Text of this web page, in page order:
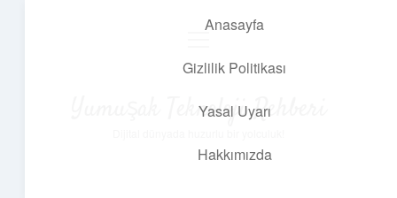
Anasayfa
Gizlilik Politikası
Yasal Uyarı
Hakkımızda
Yumuşak Teknoloji Rehberi